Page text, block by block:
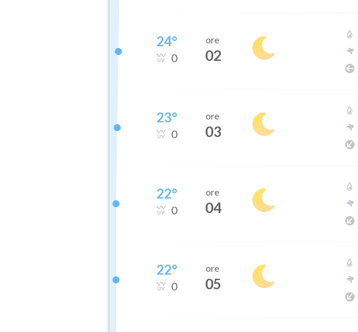
24°
0
ore
02
23°
0
ore
03
22°
0
ore
04
22°
0
ore
05